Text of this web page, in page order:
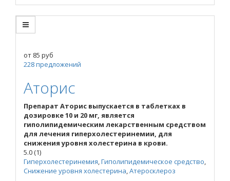
от 85 руб
228 предложений
Аторис
Препарат Аторис выпускается в таблетках в
дозировке 10 и 20 мг, является
гиполипидемическим лекарственным средством
для лечения гиперхолестеринемии, для
снижения уровня холестерина в крови.
5.0(1)
Гиперхолестеринемия,Гиполипидемическое средство,
Снижение уровня холестерина,Атеросклероз